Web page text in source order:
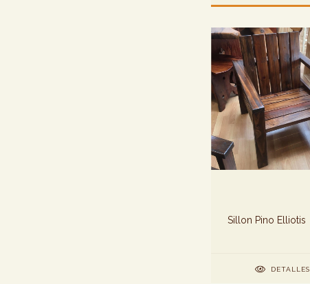
Sillon Pino Elliotis
DETALLES